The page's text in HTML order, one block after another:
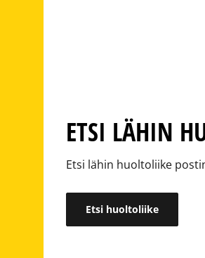
ETSI LÄHIN
Etsi lähin huoltoliike
Etsi huoltoliike